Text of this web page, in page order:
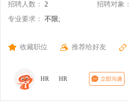
招聘人数：
2 招聘对象：
专业要求：
不限;
收藏职位 推荐给好友
HR HR